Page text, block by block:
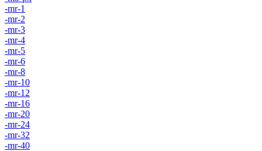
-mr-1
-mr-2
-mr-3
-mr-4
-mr-5
-mr-6
-mr-8
-mr-10
-mr-12
-mr-16
-mr-20
-mr-24
-mr-32
-mr-40